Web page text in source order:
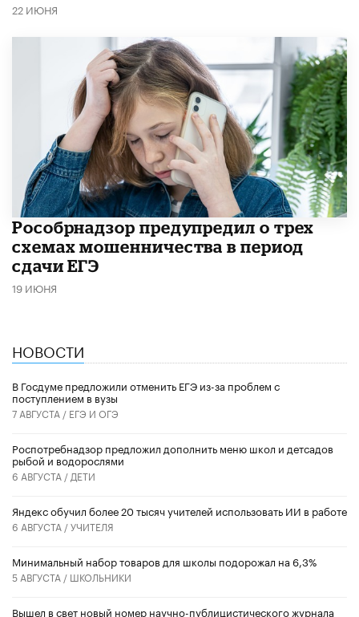
22 ИЮНЯ
Рособрнадзор предупредил о трех
схемах мошенничества в период
сдачи ЕГЭ
19 ИЮНЯ
НОВОСТИ
В Госдуме предложили отменить ЕГЭ из-за проблем с
поступлением в вузы
7 АВГУСТА / ЕГЭ И ОГЭ
Роспотребнадзор предложил дополнить меню школ и детсадов
рыбой и водорослями
6 АВГУСТА / ДЕТИ
​Яндекс обучил более 20 тысяч учителей использовать ИИ в работе
6 АВГУСТА /УЧИТЕЛЯ
Минимальный набор товаров для школы подорожал на 6,3%
5 АВГУСТА / ШКОЛЬНИКИ
Вышел в свет новый номер научно-публицистического журнала